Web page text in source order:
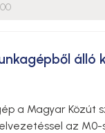
álló
a Magyar Közút
az M0-